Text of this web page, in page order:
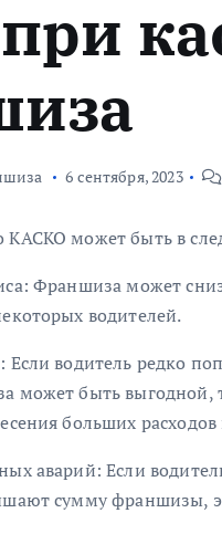
6 сентября, 2023
может быть в
Франшиза может
водителей.
водитель редко
может быть выгодной,
больших
аварий: Если
сумму франшизы,